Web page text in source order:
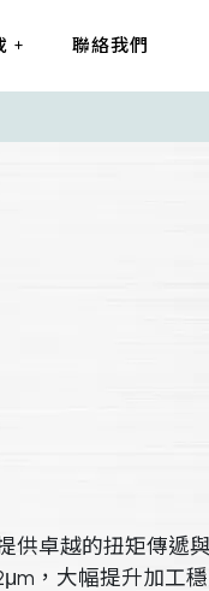
聯絡我們
供卓越的扭矩傳遞
，大幅提升加工